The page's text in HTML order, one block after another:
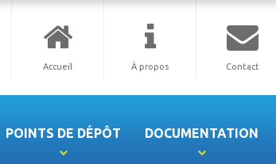
Accueil À propos Contact
POINTS DE DÉPÔT DOCUMENTATION